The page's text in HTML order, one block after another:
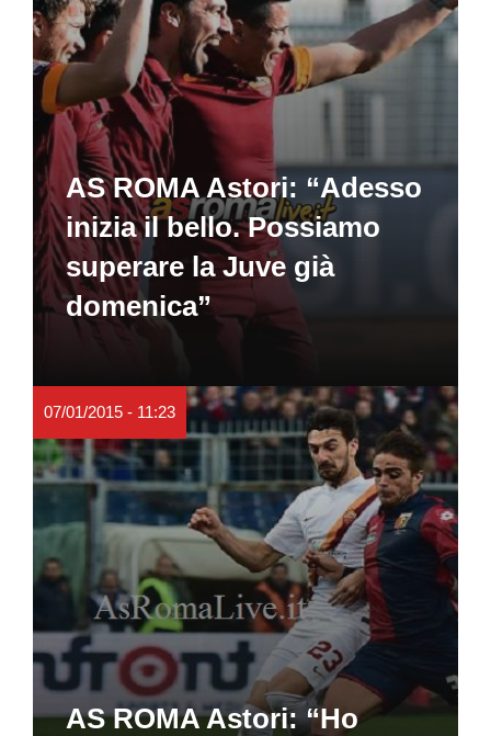
AS ROMA Astori: “Adesso
inizia il bello. Possiamo
superare la Juve già
domenica”
07/01/2015 - 11:23
AS ROMA Astori: “Ho